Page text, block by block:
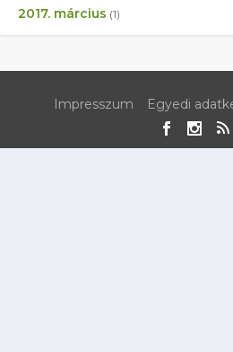
2017. március (1)
Impresszum Egyedi